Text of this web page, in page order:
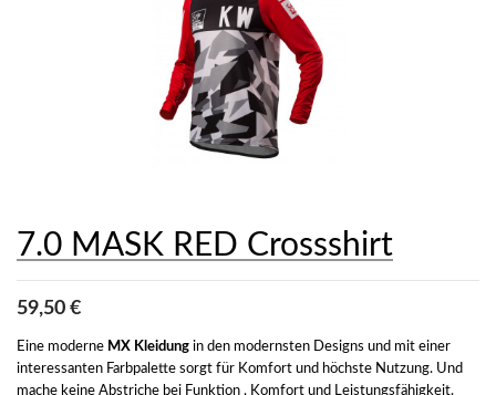
7.0 MASK RED Crossshirt
59,50 €
Eine moderne MX Kleidung in den modernsten Designs und mit einer
interessanten Farbpalette sorgt für Komfort und höchste Nutzung. Und
mache keine Abstriche bei Funktion , Komfort und Leistungsfähigkeit.